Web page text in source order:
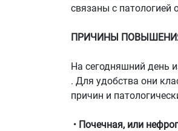
связаны с патологией
ПРИЧИНЫ
На сегодняшний день
. Для удобства они
причин и
• Почечная, или